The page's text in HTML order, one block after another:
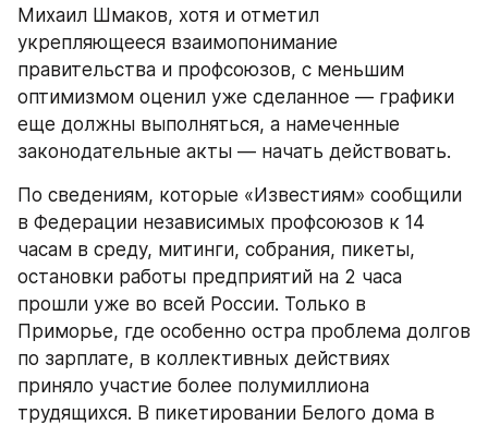
Михаил Шмаков, хотя и отметил
укрепляющееся взаимопонимание
правительства и профсоюзов, с меньшим
оптимизмом оценил уже сделанное — графики
еще должны выполняться, а намеченные
законодательные акты — начать действовать.
По сведениям, которые «Известиям» сообщили
в Федерации независимых профсоюзов к 14
часам в среду, митинги, собрания, пикеты,
остановки работы предприятий на 2 часа
прошли уже во всей России. Только в
Приморье, где особенно остра проблема долгов
по зарплате, в коллективных действиях
приняло участие более полумиллиона
трудящихся. В пикетировании Белого дома в